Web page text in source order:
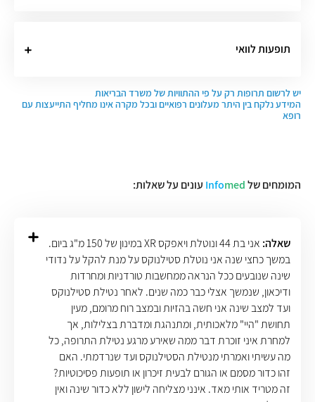
תופעות לוואי
יש לרשום תרופות רק על פי ההתוויות של משרד הבריאות
המידע נלקח בין היתר מעלונים רפואיים ובכל מקרה אינו מחליף התייעצות עם
רופא
המומחים של Infomed עונים על שאלות:
שאלה:
אני בת 44 ונוטלת ויאפקס XR במינון של 150 מ"ג ביום.
במשך כחצי שנה אני נוטלת סטילנוקס על מנת להקל על נדודי
שינה שנובעים ככל הנראה ממחשבות טורדניות ומחרדות
ודיכאון, שנמשך אצלי כבר כמה שנים. לאחר נטילת סטילנוקס
ועד למצב שינה אני חשה בהזיות ובמצב רוח מרומם, מעין
תחושת "היי" מלאכותית, ומתנהגת ומדברת בצלילות, אך
למחרת איני זוכרת דבר ממה שאירע מרגע נטילת התרופה, כל
מה עשיתי ואמרתי מנטילת הסטילנוקס ועד שנרדמתי. האם
זהו כדור מסמם או הגורם לבעית זיכרון או תופעות פסיכוטיות?
זה מטריד אותי מאד. אינני מצליחה לישון ללא כדור שינה ואין